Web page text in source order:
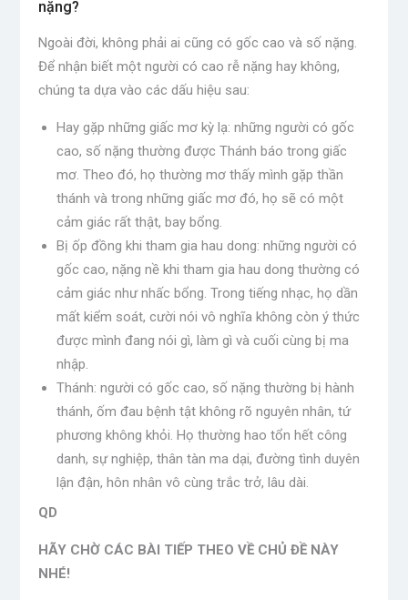
nặng?
Ngoài đời, không phải ai cũng có gốc cao và số nặng.
Để nhận biết một người có cao rễ nặng hay không,
chúng ta dựa vào các dấu hiệu sau:
Hay gặp những giấc mơ kỳ lạ: những người có gốc
cao, số nặng thường được Thánh báo trong giấc
mơ. Theo đó, họ thường mơ thấy mình gặp thần
thánh và trong những giấc mơ đó, họ sẽ có một
cảm giác rất thật, bay bổng.
Bị ốp đồng khi tham gia hau dong: những người có
gốc cao, nặng nề khi tham gia hau dong thường có
cảm giác như nhấc bổng. Trong tiếng nhạc, họ dần
mất kiểm soát, cười nói vô nghĩa không còn ý thức
được mình đang nói gì, làm gì và cuối cùng bị ma
nhập.
Thánh: người có gốc cao, số nặng thường bị hành
thánh, ốm đau bệnh tật không rõ nguyên nhân, tứ
phương không khỏi. Họ thường hao tổn hết công
danh, sự nghiệp, thân tàn ma dại, đường tình duyên
lận đận, hôn nhân vô cùng trắc trở, lâu dài.
QD
HÃY CHỜ CÁC BÀI TIẾP THEO VỀ CHỦ ĐỀ NÀY
NHÉ!